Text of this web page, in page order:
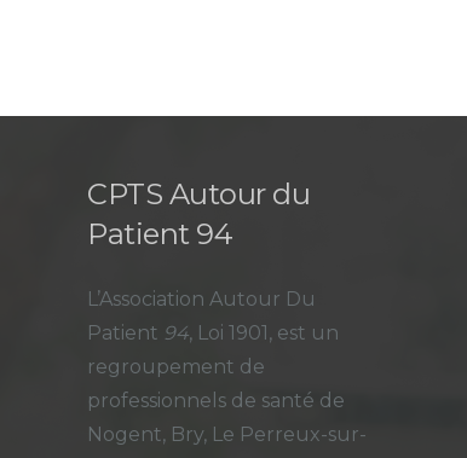
CPTS Autour du
Patient 94
L’Association Autour Du
Patient 94, Loi 1901, est un
regroupement de
professionnels de santé de
Nogent, Bry, Le Perreux-sur-